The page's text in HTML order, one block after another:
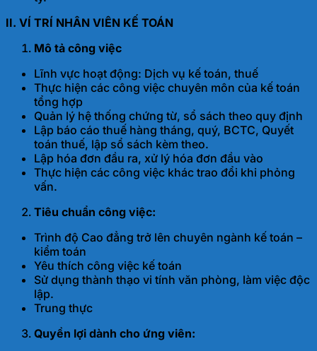
II. VÍ TRÍ NHÂN VIÊN KẾ TOÁN
Mô tả công việc
Lĩnh vực hoạt động: Dịch vụ kế toán, thuế
Thực hiện các công việc chuyên môn của kế toán
tổng hợp
Quản lý hệ thống chứng từ, sổ sách theo quy định
Lập báo cáo thuế hàng tháng, quý, BCTC, Quyết
toán thuế, lập sổ sách kèm theo.
Lập hóa đơn đầu ra, xử lý hóa đơn đầu vào
Thực hiện các công việc khác trao đổi khi phỏng
vấn.
Tiêu chuẩn công việc:
Trình độ Cao đẳng trở lên chuyên ngành kế toán –
kiểm toán
Yêu thích công việc kế toán
Sử dụng thành thạo vi tính văn phòng, làm việc độc
lập.
Trung thực
Quyền lợi dành cho ứng viên: